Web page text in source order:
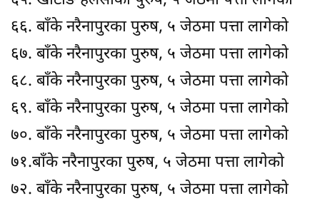
६६. बाँके नरैनापुरका पुरुष, ५ जेठमा पत्ता लागेको
६७. बाँके नरैनापुरका पुरुष, ५ जेठमा पत्ता लागेको
६८. बाँके नरैनापुरका पुरुष, ५ जेठमा पत्ता लागेको
६९. बाँके नरैनापुरका पुरुष, ५ जेठमा पत्ता लागेको
७०. बाँके नरैनापुरका पुरुष, ५ जेठमा पत्ता लागेको
७१.बाँके नरैनापुरका पुरुष, ५ जेठमा पत्ता लागेको
७२. बाँके नरैनापुरका पुरुष, ५ जेठमा पत्ता लागेको